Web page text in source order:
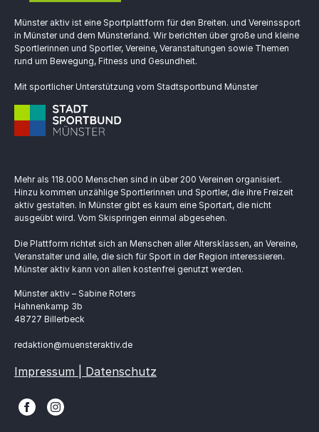
Münster aktiv ist eine Sportplattform für den Breiten. und Vereinssport
in Münster und dem Münsterland. Wir berichten über große und kleine
Sportlerinnen und Sportler, Vereine, Veranstaltungen sowie Themen
rund um Bewegung, Fitness und Gesundheit.
Mit sportlicher Unterstützung vom Stadtsportbund Münster
Mehr als 118.000 Menschen sind in über 200 Vereinen organisiert.
Hinzu kommen unzählige Sportlerinnen und Sportler, die ihre Freizeit
aktiv gestalten. In Münster gibt es kaum eine Sportart, die nicht
ausgeübt wird. Vom Skispringen einmal abgesehen.
Die Plattform richtet sich an Menschen aller Altersklassen, an Vereine,
Veranstalter und alle, die sich für Sport in der Region interessieren.
Münster aktiv kann von allen kostenfrei genutzt werden.
Münster aktiv – Sabine Roters
Hahnenkamp 3b
48727 Billerbeck
redaktion@muensteraktiv.de
Impressum | Datenschutz